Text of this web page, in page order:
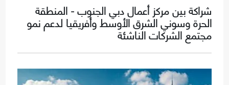
شراكة بين مركز أعمال دبي الجنوب - المنطقة
الحرة وسوني الشرق الأوسط وأفريقيا لدعم نمو
مجتمع الشركات الناشئة